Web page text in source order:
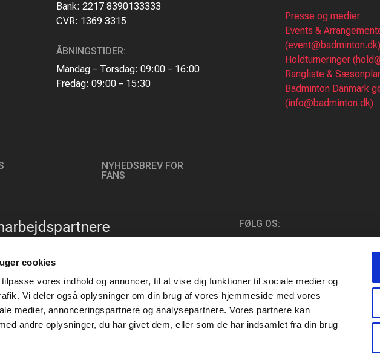
cookies
vores indhold og annoncer, til at vise dig funktioner til sociale medier og
Vi deler også oplysninger om din brug af vores hjemmeside med vores
medier, annonceringspartnere og analysepartnere. Vores partnere kan
andre oplysninger, du har givet dem, eller som de har indsamlet fra din brug
Bank: 2217 8390133333
CVR: 1369 3315
ÅBNINGSTIDER:
Mandag – Torsdag: 09:00 – 16:00
Fredag: 09:00 – 15:30
Presse og medier
Events &
(event@badminton.dk)
Holdturneringer
Rangliste &
Badminton Danmark
(info@badminton.dk)
NYHEDSBREV FOR
FANS
FØLG OS: